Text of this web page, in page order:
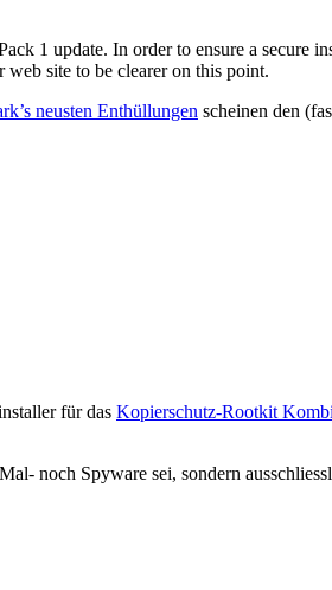
1 update. In order to ensure a secure
site to be clearer on this point.
neusten Enthüllungen scheinen den
für das Kopierschutz-Rootkit Kombi
noch Spyware sei, sondern